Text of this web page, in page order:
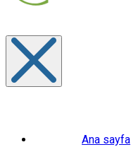
Ana sayfa